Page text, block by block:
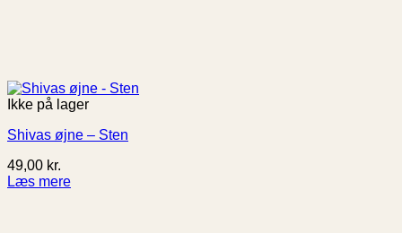
Ikke på lager
Shivas øjne – Sten
49,00 kr.
Læs mere